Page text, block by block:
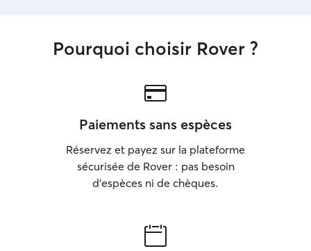
Pourquoi choisir Rover ?
Paiements sans espèces
Réservez et payez sur la plateforme
sécurisée de Rover : pas besoin
d'espèces ni de chèques.